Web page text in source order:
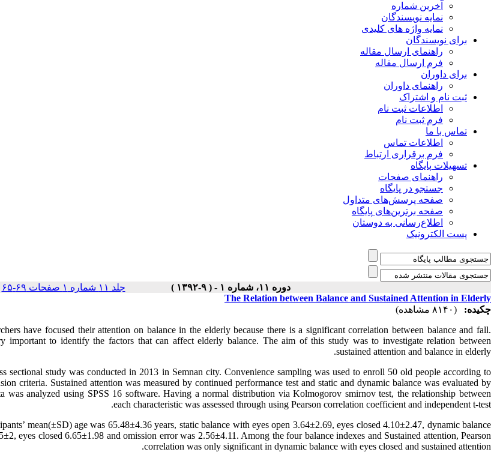
آخرین شماره
نمایه نویسندگان
نمایه واژه های کلیدی
برای نویسندگان
راهنمای ارسال مقاله
فرم ارسال مقاله
برای داوران
راهنمای داوران
ثبت نام و اشتراک
اطلاعات ثبت نام
فرم ثبت نام
تماس با ما
اطلاعات تماس
فرم برقراری ارتباط
تسهیلات پایگاه
راهنمای صفحات
جستجو در پایگاه
صفحه پرسش‌های متداول
صفحه برترین‌های پایگاه
اطلاع‌رسانی به دوستان
پست الکترونیک
دوره ۱۱، شماره ۱ - ( ۹-۱۳۹۲ ) جلد ۱۱ شماره ۱ صفحات ۶۹-۶۵
The Relation between Balance and Sustained Attention in Elderly
چکیده:
(۸۱۴۰ مشاهده)
have focused their attention on balance in the elderly because there is a significant correlation between balance and fall.
important to identify the factors that can affect elderly balance. The aim of this study was to investigate relation between
sustained attention and balance in elderly.
sectional study was conducted in 2013 in Semnan city. Convenience sampling was used to enroll 50 old people according to
criteria. Sustained attention was measured by continued performance test and static and dynamic balance was evaluated by
was analyzed using SPSS 16 software. Having a normal distribution via Kolmogorov smirnov test, the relationship between
each characteristic was assessed through using Pearson correlation coefficient and independent t-test.
mean(±SD) age was 65.48±4.36 years, static balance with eyes open 3.64±2.69, eyes closed 4.10±2.47, dynamic balance
eyes closed 6.65±1.98 and omission error was 2.56±4.11. Among the four balance indexes and Sustained attention, Pearson
correlation was only significant in dynamic balance with eyes closed and sustained attention.